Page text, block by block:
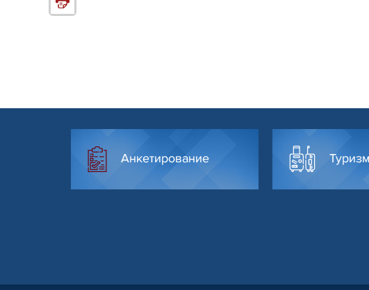
Анкетирование